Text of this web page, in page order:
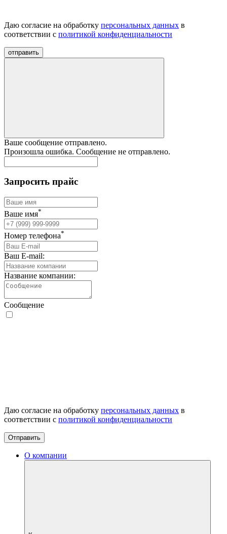
Даю согласие на обработку персональных данных в
соответствии с политикой конфиденциальности
отправить
Ваше сообщение отправлено.
Произошла ошибка. Сообщение не отправлено.
Запросить прайс
Ваше имя*
Номер телефона*
Ваш E-mail:
Название компании:
Сообщение
Даю согласие на обработку персональных данных в
соответствии с политикой конфиденциальности
Отправить
О компании